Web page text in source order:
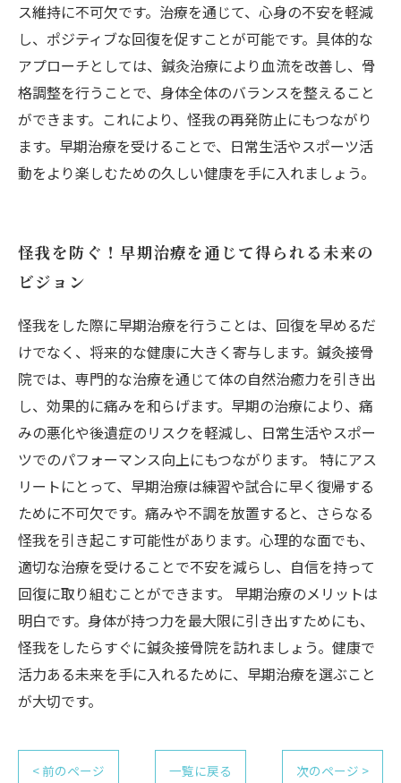
ス維持に不可欠です。治療を通じて、心身の不安を軽減
し、ポジティブな回復を促すことが可能です。具体的な
アプローチとしては、鍼灸治療により血流を改善し、骨
格調整を行うことで、身体全体のバランスを整えること
ができます。これにより、怪我の再発防止にもつながり
ます。早期治療を受けることで、日常生活やスポーツ活
動をより楽しむための久しい健康を手に入れましょう。
怪我を防ぐ！早期治療を通じて得られる未来の
ビジョン
怪我をした際に早期治療を行うことは、回復を早めるだ
けでなく、将来的な健康に大きく寄与します。鍼灸接骨
院では、専門的な治療を通じて体の自然治癒力を引き出
し、効果的に痛みを和らげます。早期の治療により、痛
みの悪化や後遺症のリスクを軽減し、日常生活やスポー
ツでのパフォーマンス向上にもつながります。 特にアス
リートにとって、早期治療は練習や試合に早く復帰する
ために不可欠です。痛みや不調を放置すると、さらなる
怪我を引き起こす可能性があります。心理的な面でも、
適切な治療を受けることで不安を減らし、自信を持って
回復に取り組むことができます。 早期治療のメリットは
明白です。身体が持つ力を最大限に引き出すためにも、
怪我をしたらすぐに鍼灸接骨院を訪れましょう。健康で
活力ある未来を手に入れるために、早期治療を選ぶこと
が大切です。
< 前のページ 一覧に戻る 次のページ >